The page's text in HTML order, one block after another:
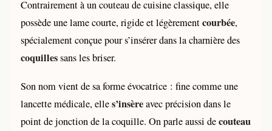
Contrairement à un couteau de cuisine classique, elle
possède une lame courte, rigide et légèrementcourbée,
spécialement conçue pour s’insérer dans la charnière des
coquillessans les briser.
Son nom vient de sa forme évocatrice : fine comme une
lancette médicale, elles’insèreavec précision dans le
point de jonction de la coquille. On parle aussi decouteau